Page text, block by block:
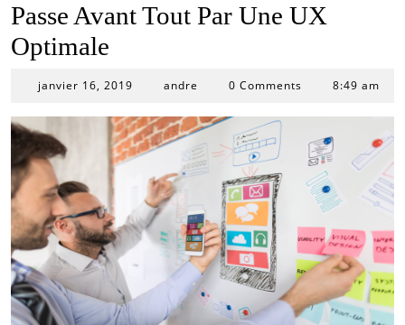
Passe Avant Tout Par Une UX
Optimale
janvier 16, 2019 janvier
2019
andre 0 Comments 8:49 am